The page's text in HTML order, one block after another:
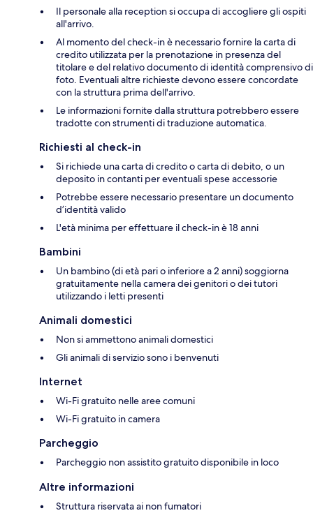
Il personale alla reception si occupa di accogliere gli ospiti
all'arrivo.
Al momento del check-in è necessario fornire la carta di
credito utilizzata per la prenotazione in presenza del
titolare e del relativo documento di identità comprensivo di
foto. Eventuali altre richieste devono essere concordate
con la struttura prima dell'arrivo.
Le informazioni fornite dalla struttura potrebbero essere
tradotte con strumenti di traduzione automatica.
Richiesti al check-in
Si richiede una carta di credito o carta di debito, o un
deposito in contanti per eventuali spese accessorie
Potrebbe essere necessario presentare un documento
d’identità valido
L'età minima per effettuare il check-in è 18 anni
Bambini
Un bambino (di età pari o inferiore a 2 anni) soggiorna
gratuitamente nella camera dei genitori o dei tutori
utilizzando i letti presenti
Animali domestici
Non si ammettono animali domestici
Gli animali di servizio sono i benvenuti
Internet
Wi-Fi gratuito nelle aree comuni
Wi-Fi gratuito in camera
Parcheggio
Parcheggio non assistito gratuito disponibile in loco
Altre informazioni
Struttura riservata ai non fumatori